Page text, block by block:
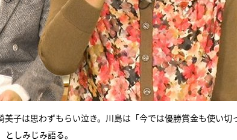
美子は思わずもらい泣き。川島は「今では優勝賞金も使い
しみじみ語る。